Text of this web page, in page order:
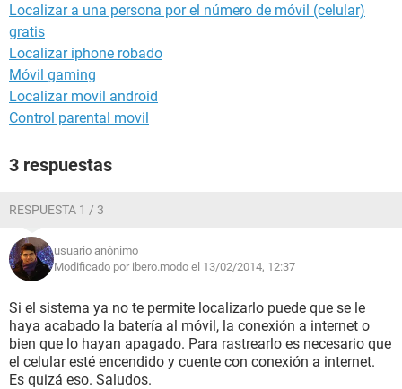
Localizar a una persona por el número de móvil (celular)
gratis
Localizar iphone robado
Móvil gaming
Localizar movil android
Control parental movil
3 respuestas
RESPUESTA 1 / 3
usuario anónimo
Modificado por ibero.modo el 13/02/2014, 12:37
Si el sistema ya no te permite localizarlo puede que se le
haya acabado la batería al móvil, la conexión a internet o
bien que lo hayan apagado. Para rastrearlo es necesario que
el celular esté encendido y cuente con conexión a internet.
Es quizá eso. Saludos.